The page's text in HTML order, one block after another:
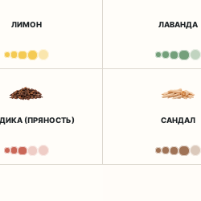
ЛИМОН ЛАВАНДА
(ПРЯНОСТЬ) САНДАЛ